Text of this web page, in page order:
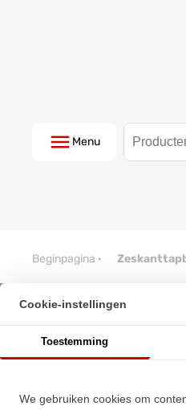
Menu
Beginpagina ·
Cookie-instellingen
Toestemming
We gebruiken cookies om
★★★★★
★★★★★